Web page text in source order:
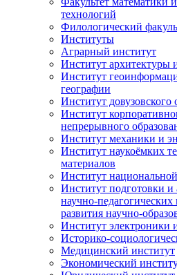
технологий
Филологический
Институты
Аграрный институт
Институт архитектуры
Институт
географии
Институт довузовского
Институт
непрерывного
Институт механики и
Институт наукоёмких
материалов
Институт
Институт подготовки и
научно-
развития научно-
Институт электроники
Историко-
Медицинский институт
Экономический